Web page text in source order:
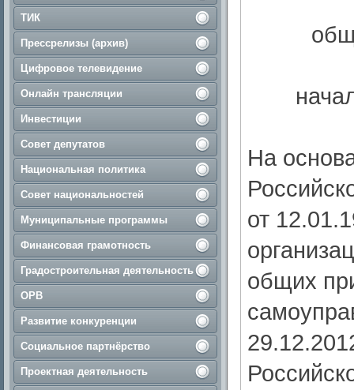
ТИК
Прессрелизы (архив)
Цифровое телевидение
Онлайн трансляции
Инвестиции
Совет депутатов
Национальная политика
Совет национальностей
Муниципальные программы
Финансовая грамотность
Градостроительная деятельность
ОРВ
Развитие конкуренции
Социальное партнёрство
Проектная деятельность
На
от
общих